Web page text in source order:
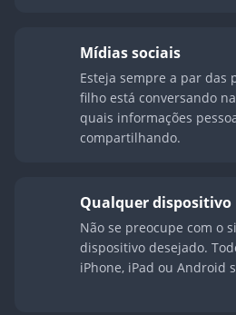
Mídias sociais
Esteja sempre a par das
filho está conversando
quais informações
compartilhando.
Qualquer dispositivo
Não se preocupe com o
dispositivo desejado.
iPhone, iPad ou Android